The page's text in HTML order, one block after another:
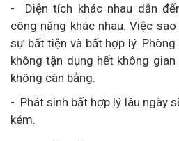
- Diện tích khác nhau dẫn
công năng khác nhau. Việc
sự bất tiện và bất hợp lý.
không tận dụng hết không
không cân bằng.
- Phát sinh bất hợp lý lâu ngày
kém.